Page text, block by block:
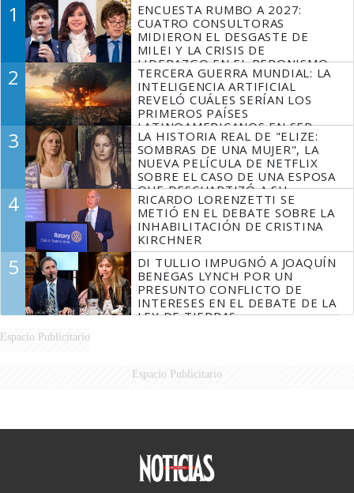
1
ENCUESTA RUMBO A 2027:
CUATRO CONSULTORAS
MIDIERON EL DESGASTE DE
MILEI Y LA CRISIS DE
LIDERAZGO EN EL PERONISMO
2
TERCERA GUERRA MUNDIAL: LA
INTELIGENCIA ARTIFICIAL
REVELÓ CUÁLES SERÍAN LOS
PRIMEROS PAÍSES
LATINOAMERICANOS EN SER
DERROTADOS
3
LA HISTORIA REAL DE "ELIZE:
SOMBRAS DE UNA MUJER", LA
NUEVA PELÍCULA DE NETFLIX
SOBRE EL CASO DE UNA ESPOSA
QUE DESCUARTIZÓ A SU
MARIDO
4
RICARDO LORENZETTI SE
METIÓ EN EL DEBATE SOBRE LA
INHABILITACIÓN DE CRISTINA
KIRCHNER
5
DI TULLIO IMPUGNÓ A JOAQUÍN
BENEGAS LYNCH POR UN
PRESUNTO CONFLICTO DE
INTERESES EN EL DEBATE DE LA
LEY DE TIERRAS
Espacio Publicitario
Espacio Publicitario